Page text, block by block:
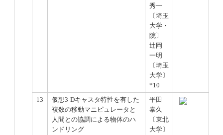
秀一
〔埼玉
大学・
院〕
辻岡
一明
〔埼玉
大学〕
*10
13
仮想3-Dキャスタ特性を有した
複数の移動マニピュレータと
人間との協調による物体のハ
ンドリング
平田
泰久
〔東北
大学〕